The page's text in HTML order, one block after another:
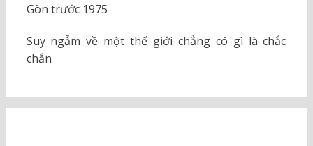
Gòn trước 1975
Suy ngẫm về một thế giới chẳng có gì là chắc
chắn